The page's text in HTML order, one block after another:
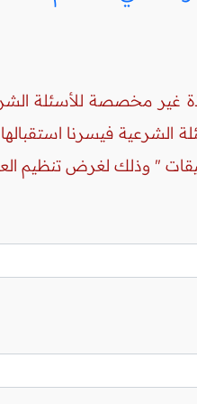
غير مخصصة للأسئلة
الشرعية فيسرنا
" وذلك لغرض تنظيم